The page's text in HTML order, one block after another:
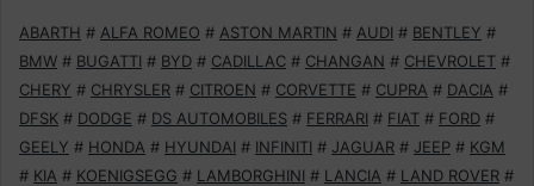
ABARTH # ALFA ROMEO # ASTON MARTIN # AUDI # BENTLEY #
BMW # BUGATTI # BYD # CADILLAC # CHANGAN # CHEVROLET #
CHERY # CHRYSLER # CITROEN # CORVETTE # CUPRA # DACIA #
DFSK # DODGE # DS AUTOMOBILES # FERRARI # FIAT # FORD #
GEELY # HONDA # HYUNDAI # INFINITI # JAGUAR # JEEP # KGM
# KIA # KOENIGSEGG # LAMBORGHINI # LANCIA # LAND ROVER #